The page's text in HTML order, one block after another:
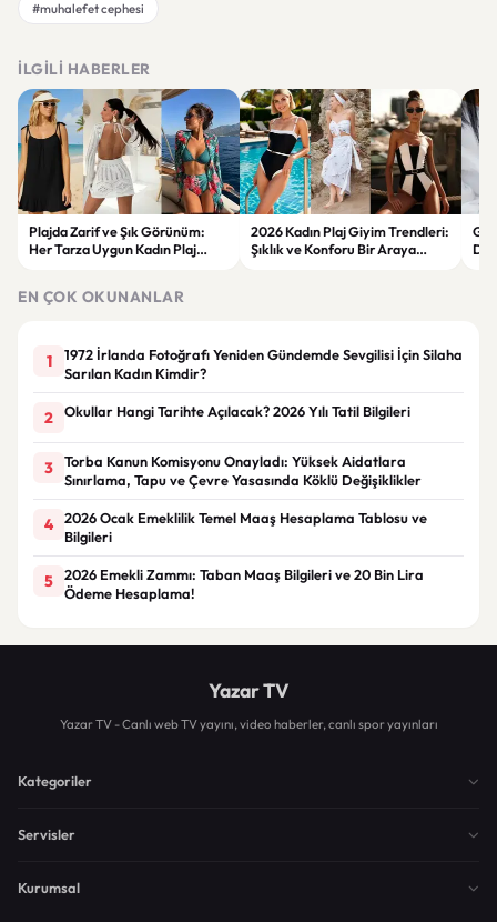
#muhalefet cephesi
İLGILI HABERLER
Plajda Zarif ve Şık Görünüm:
Her Tarza Uygun Kadın Plaj
2026 Kadın Plaj Giyim Trendleri:
Şıklık ve Konforu Bir Araya
EN ÇOK OKUNANLAR
1
1972 İrlanda Fotoğrafı Yeniden Gündemde Sevgilisi İçin Silaha
Sarılan Kadın Kimdir?
2 Okullar Hangi Tarihte Açılacak? 2026 Yılı Tatil Bilgileri
3
Torba Kanun Komisyonu Onayladı: Yüksek Aidatlara
Sınırlama, Tapu ve Çevre Yasasında Köklü Değişiklikler
4
2026 Ocak Emeklilik Temel Maaş Hesaplama Tablosu ve
Bilgileri
5
2026 Emekli Zammı: Taban Maaş Bilgileri ve 20 Bin Lira
Ödeme Hesaplama!
Yazar TV
Yazar TV - Canlı web TV yayını, video haberler, canlı spor yayınları
Kategoriler
Servisler
Kurumsal